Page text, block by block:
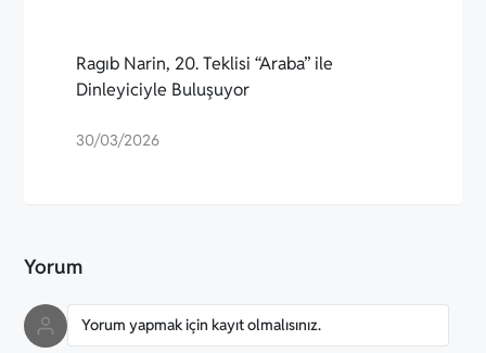
Ragıb Narin, 20. Teklisi “Araba” ile
Dinleyiciyle Buluşuyor
30/03/2026
Yorum
Yorum yapmak için kayıt olmalısınız.